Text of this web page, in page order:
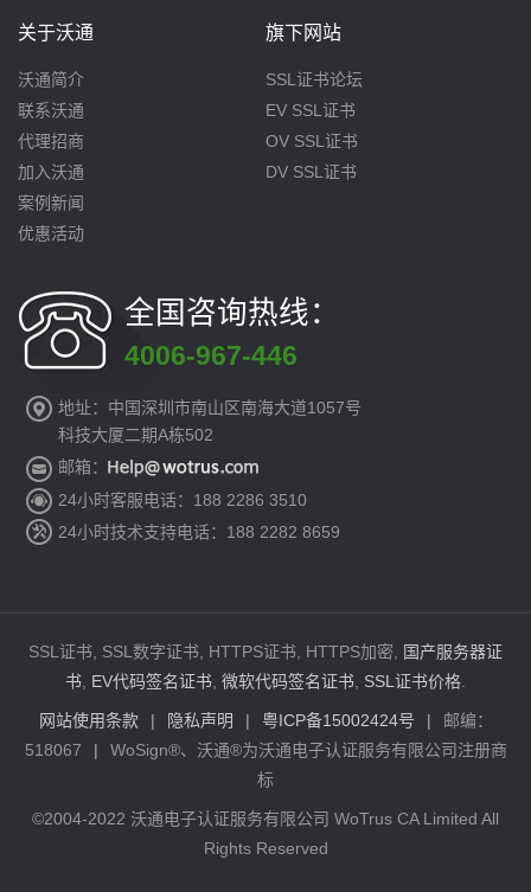
关于沃通
沃通简介
联系沃通
代理招商
加入沃通
案例新闻
优惠活动
旗下网站
SSL证书论坛
EV SSL证书
OV SSL证书
DV SSL证书
全国咨询热线：
4006-967-446
地址：中国深圳市南山区南海大道1057号
科技大厦二期A栋502
邮箱：
24小时客服电话：188 2286 3510
24小时技术支持电话：188 2282 8659
SSL证书, SSL数字证书, HTTPS证书, HTTPS加密,
国产服务器证
书 EV代码签名证书 微软代码签名证书 SSL证书价格
网站使用条款 | 隐私声明 | 粤ICP备15002424号 |
邮编：
518067
|
WoSign®、沃通®为沃通电子认证服务有限公司注册商
标
©2004-2022 沃通电子认证服务有限公司 WoTrus CA Limited All
Rights Reserved